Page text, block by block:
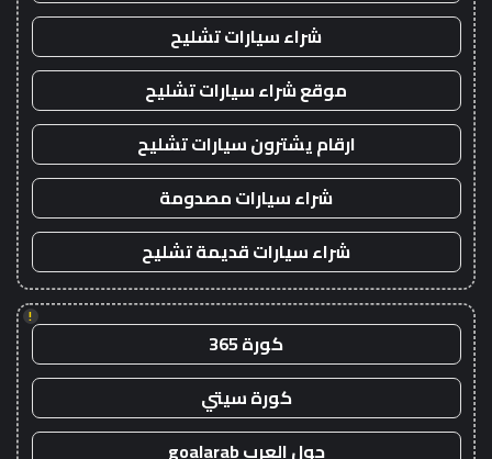
شراء سيارات تشليح
موقع شراء سيارات تشليح
ارقام يشترون سيارات تشليح
شراء سيارات مصدومة
شراء سيارات قديمة تشليح
!
كورة 365
كورة سيتي
جول العرب goalarab